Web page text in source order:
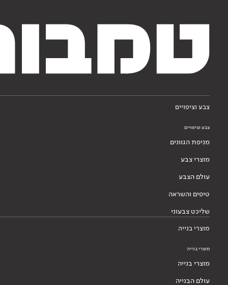
צבע וציפויים
צבע וציפויים
מניפת הגוונים
מוצרי צבע
עולם הצבע
טיפים והשראה
שליכט צבעוני
מוצרי בנייה
מוצרי בנייה
מוצרי בנייה
עולם הבנייה